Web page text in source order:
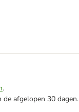
.
afgelopen 30 dagen.